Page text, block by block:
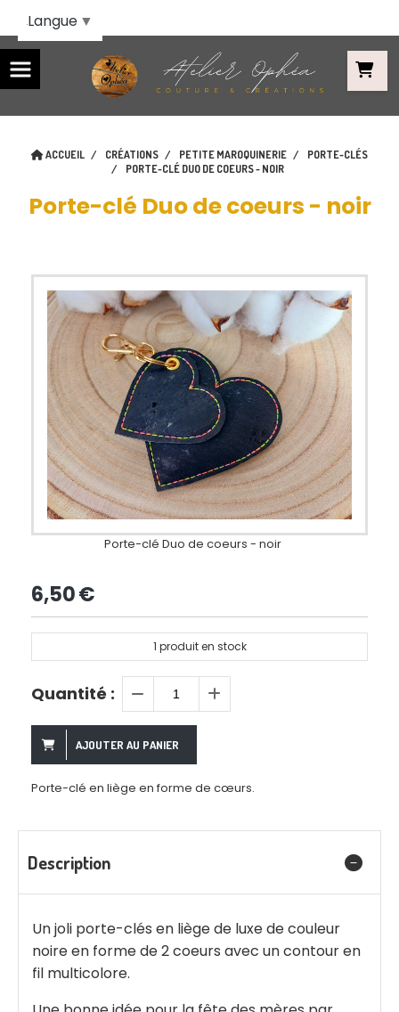
ACCUEIL CRÉATIONS PETITE MAROQUINERIE
PORTE-CLÉS
PORTE-CLÉ DUO DE COEURS - NOIR
Porte-clé Duo de coeurs - noir
Porte-clé Duo de coeurs - noir
6,50€
1 produit en stock
Quantité :
AJOUTER AU PANIER
Porte-clé en liège en forme de cœurs.
Description
Un joli porte-clés en liège de luxe de couleur
noire en forme de 2 coeurs avec un contour en
fil multicolore.
Langue ▼